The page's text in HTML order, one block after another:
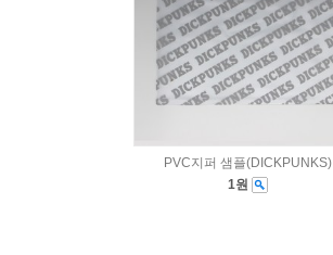
PVC지퍼 샘플(DICKPUNKS)
1원